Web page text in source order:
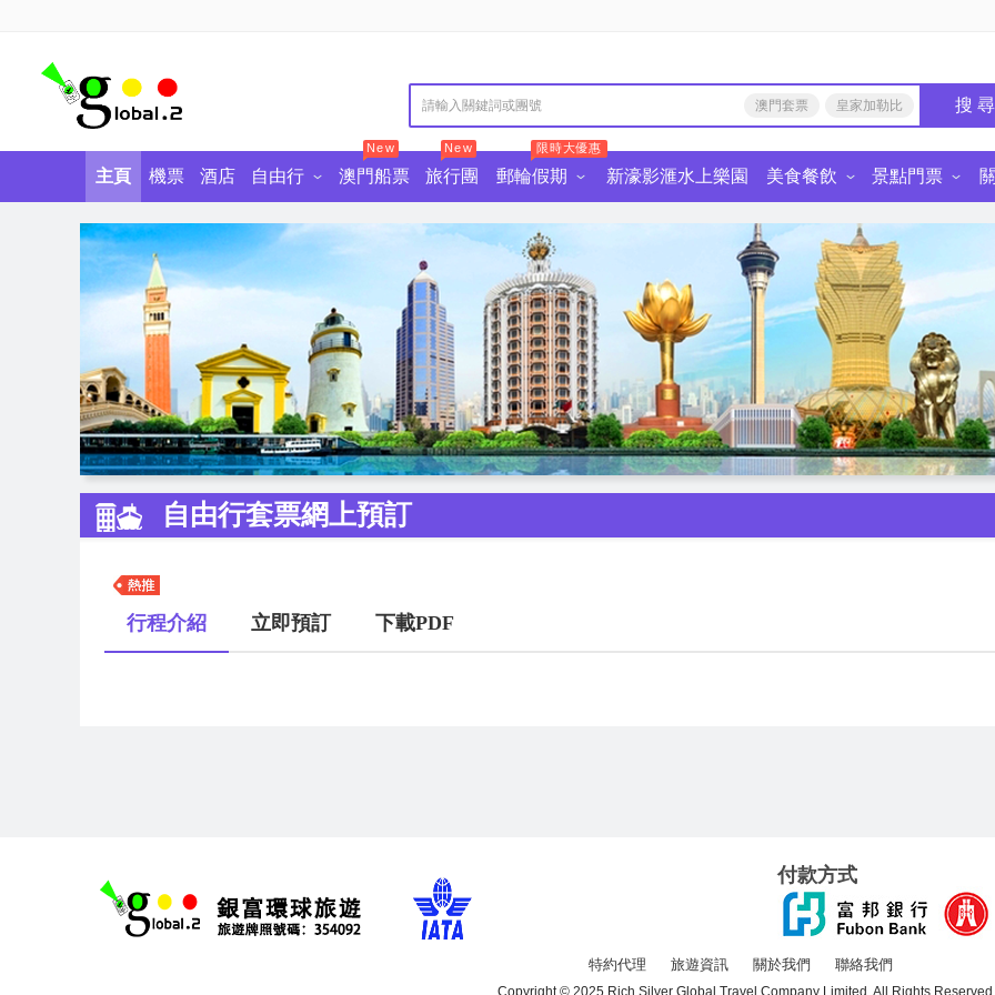
搜 尋
澳門套票 皇家加勒比
主頁 機票 酒店 自由行
澳門自由行 東南亞自由行 中國自由行 歐美澳自由行
New
澳門船票
New
旅行團
限時大優惠
郵輪假期
麗星郵輪 皇家加勒比國際遊輪 星旅遠洋郵輪 迪
新濠影滙水上樂園 美食餐飲
澳門酒店自助餐 香港酒店自助餐 美食餐飲·深圳
景點門票
澳門景點門票 香港景點門票 廣東景點門票 中國景點門票
自由行套票網上預訂
行程介紹 立即預訂 下載PDF
付款方式
特約代理 旅遊資訊 關於我們 聯絡我們
Copyright © 2025 Rich Silver Global Travel Company Limited. All Rights Reserved.